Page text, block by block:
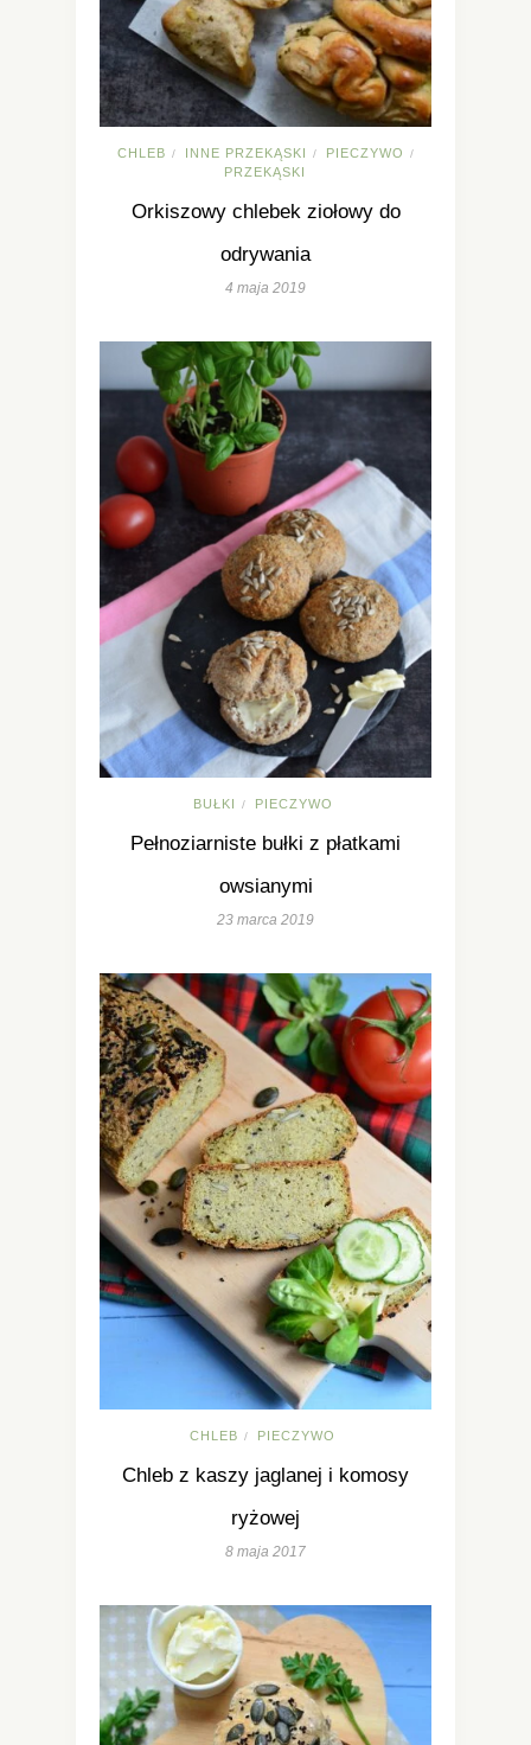
CHLEB / INNE PRZEKĄSKI / PIECZYWO /
PRZEKĄSKI
Orkiszowy chlebek ziołowy do
odrywania
4 maja 2019
BUŁKI / PIECZYWO
Pełnoziarniste bułki z płatkami
owsianymi
23 marca 2019
CHLEB / PIECZYWO
Chleb z kaszy jaglanej i komosy
ryżowej
8 maja 2017